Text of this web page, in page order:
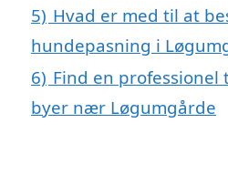
5) Hvad er med til at
hundepasning i
6) Find en
byer nær Løgumgårde